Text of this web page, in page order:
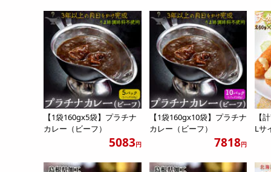
【1袋160gx5袋】プラチナ
カレー（ビーフ）
5083円
【1袋160gx10袋】プラチナ
カレー（ビーフ）
7818円
【
Lサ